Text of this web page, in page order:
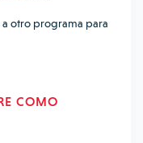
a otro programa para
COMO